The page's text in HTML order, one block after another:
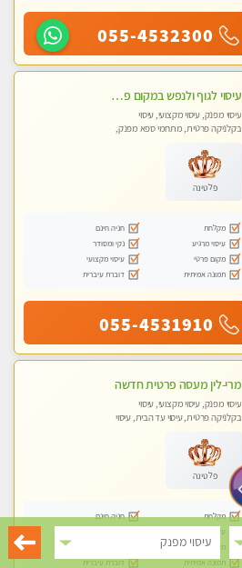
עיסוי מפנק
055-4532300
עיסוי לגוף ולנפש במקום פרטי ואיכותי
עיסוי מפנק, עיסוי מקצועי, עיסוי
בקלניקה פרטית, מתחמי ספא מפנק,
פלטינה
מקלחת
חניה חינם
עיסוי מרגיע
נקי ומסודר
מקום פרטי
עיסוי מקצועי
תמונה אמיתית
דוברת עיברית
055-4531910
מרי-לין מעסה פרטית חדשה
עיסוי מפנק, עיסוי מקצועי, עיסוי
בקלניקה פרטית, עיסוי עד הבית, עיסוי
פלטינה
מקלחת
חניה חינם
עיסוי מרגיע
מקום פרטי
תמונה אמיתית
דוברת עיברית